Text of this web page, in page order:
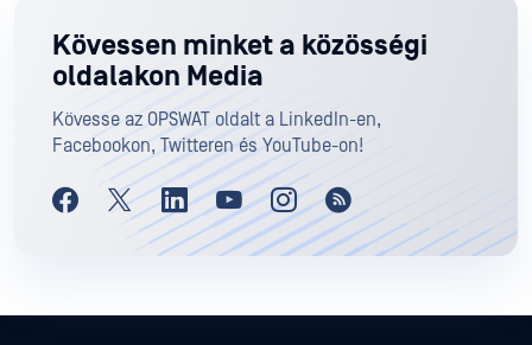
Kövessen minket a közösségi
oldalakon Media
Kövesse az OPSWAT oldalt a LinkedIn-en,
Facebookon, Twitteren és YouTube-on!